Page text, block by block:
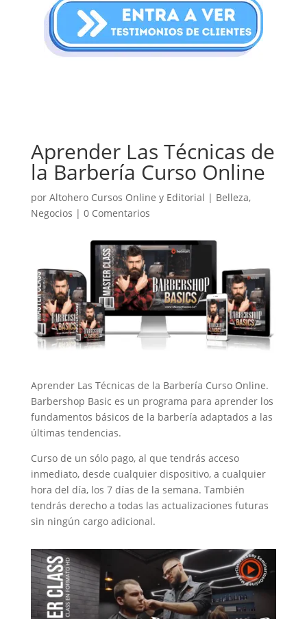
Aprender Las Técnicas de
la Barbería Curso Online
por Altohero Cursos Online y Editorial | Belleza,
Negocios | 0 Comentarios
Aprender Las Técnicas de la Barbería Curso Online.
Barbershop Basic es un programa para aprender los
fundamentos básicos de la barbería adaptados a las
últimas tendencias.
Curso de un sólo pago, al que tendrás acceso
inmediato, desde cualquier dispositivo, a cualquier
hora del día, los 7 días de la semana. También
tendrás derecho a todas las actualizaciones futuras
sin ningún cargo adicional.